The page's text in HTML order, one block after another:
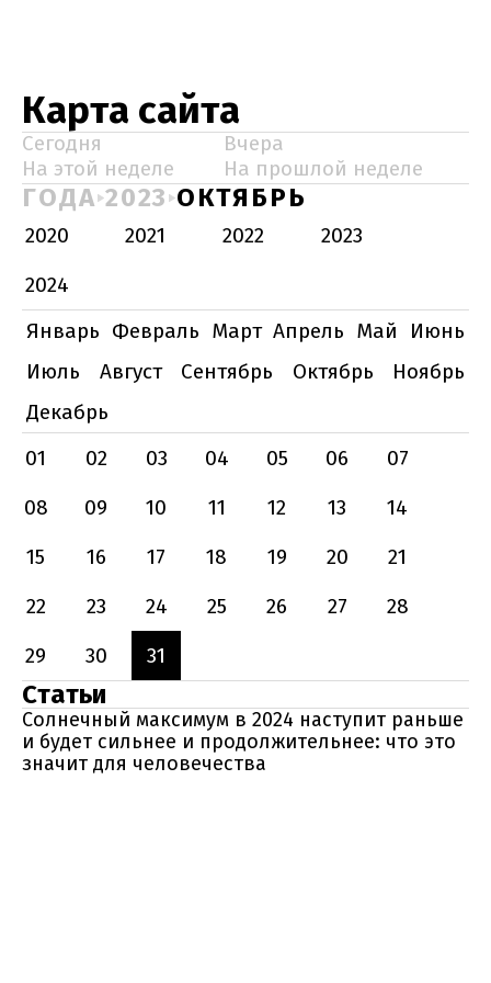
Карта сайта
Сегодня
Вчера
На этой неделе
На прошлой неделе
ГОДА 2023 ОКТЯБРЬ
2020 2021 2022
2023
2024
Январь Февраль Март Апрель Май
Июнь
Июль
Август Сентябрь Октябрь
Ноябрь
Декабрь
01
02 03 04 05 06
07
08
09 10 11 12 13
14
15
16 17 18 19 20
21
22
23 24 25 26 27
28
29
30 31
Статьи
Солнечный максимум в 2024 наступит раньше
и будет сильнее и продолжительнее: что это
значит для человечества